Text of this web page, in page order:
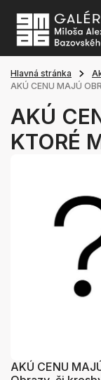
Hlavná stránka
AKÚ CENU MAJÚ
AKÚ
KTORÉ
AKÚ CENU